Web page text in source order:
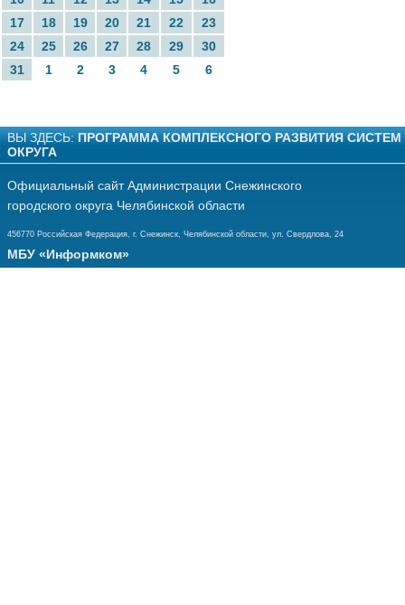
17
18 19 20 21 22
23
24
25 26 27 28 29
30
31
1 2 3 4 5 6
ВЫ ЗДЕСЬ: ПРОГРАММА КОМПЛЕКСНОГО РАЗВИТИЯ
ОКРУГА
Официальный сайт Администрации Снежинского
городского округа Челябинской области
456770 Российская Федерация, г. Снежинск, Челябинской области, ул. Свердлова, 24
МБУ «Информком»